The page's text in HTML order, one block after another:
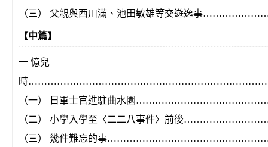
（三） 父親與西川滿、池田敏雄等交遊逸事
【中篇】
一 憶兒
時
（一） 日軍士官進駐曲水園
（二） 小學入學至〈二二八事件〉前後
（三） 幾件難忘的事